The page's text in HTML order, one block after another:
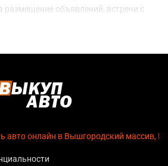
размещение объявлений, встречи с
Киеввсего за 1 день.
массив, Киев
после обращения, без скрытых
— все этапы сделки полностью
авто онлайн в Вышгородский массив,